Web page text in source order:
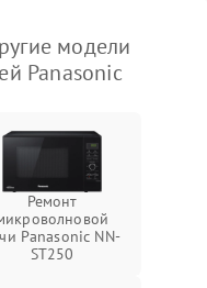
модели
Panasonic
Ремонт
Panasonic NN-
ST250